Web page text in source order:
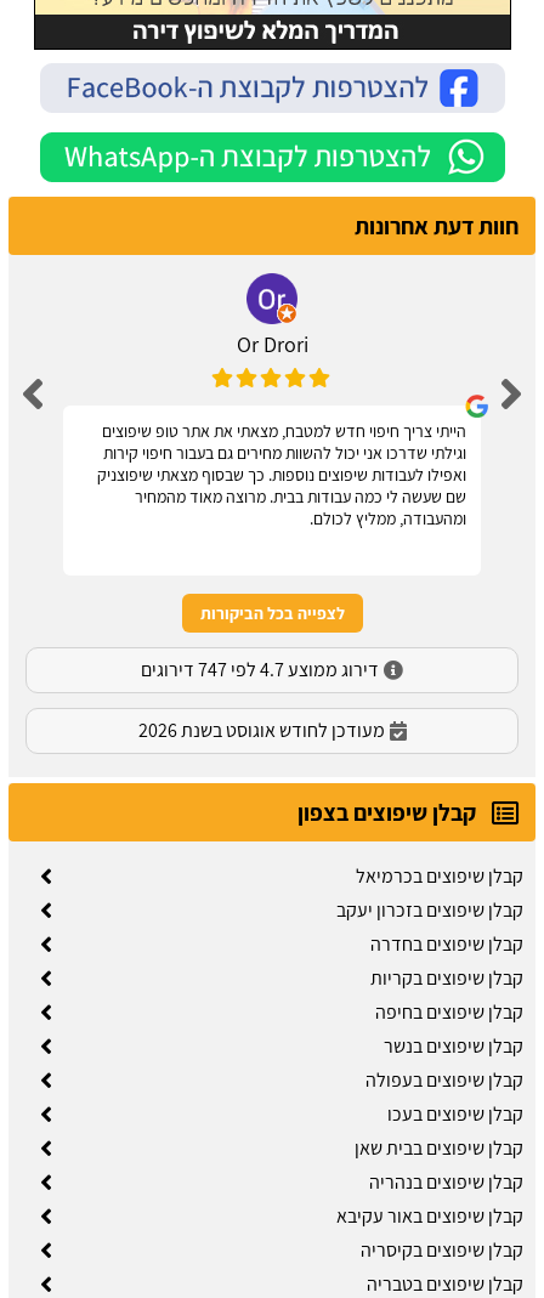
חוות דעת אחרונות
Or Drori
הייתי צריך חיפוי חדש למטבח, מצאתי את אתר טופ שיפוצים
וגילתי שדרכו אני יכול להשוות מחירים גם בעבור חיפוי קירות
ואפילו לעבודות שיפוצים נוספות. כך שבסוף מצאתי שיפוצניק
שם שעשה לי כמה עבודות בבית. מרוצה מאוד מהמחיר
ומהעבודה, ממליץ לכולם.
לצפייה בכל הביקורות
דירוג ממוצע 4.7 לפי 747 דירוגים
מעודכן לחודש אוגוסט בשנת 2026
קבלן שיפוצים בצפון
קבלן שיפוצים בכרמיאל
קבלן שיפוצים בזכרון יעקב
קבלן שיפוצים בחדרה
קבלן שיפוצים בקריות
קבלן שיפוצים בחיפה
קבלן שיפוצים בנשר
קבלן שיפוצים בעפולה
קבלן שיפוצים בעכו
קבלן שיפוצים בבית שאן
קבלן שיפוצים בנהריה
קבלן שיפוצים באור עקיבא
קבלן שיפוצים בקיסריה
קבלן שיפוצים בטבריה